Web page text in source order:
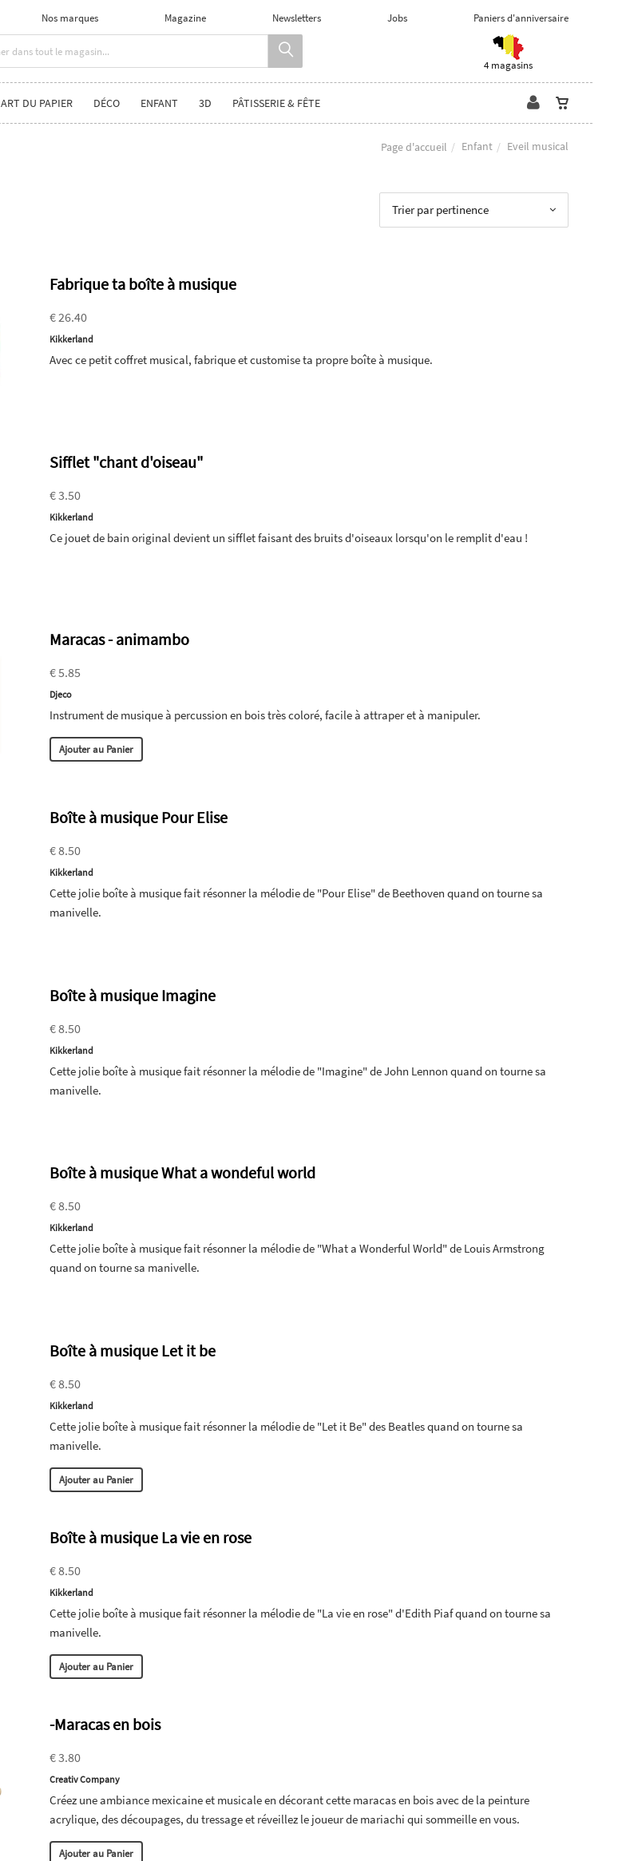
Nos marques Magazine Newsletters Jobs Paniers d'anniversaire
4 magasins
ART DU PAPIER DÉCO ENFANT 3D PÂTISSERIE & FÊTE
Page d'accueil Enfant Eveil musical
Trier par pertinence
Fabrique ta boîte à musique
€ 26.40
Kikkerland
Avec ce petit coffret musical, fabrique et customise ta propre boîte à musique.
Sifflet "chant d'oiseau"
€ 3.50
Kikkerland
Ce jouet de bain original devient un sifflet faisant des bruits d'oiseaux lorsqu'on le remplit d'eau !
Maracas - animambo
€ 5.85
Djeco
Instrument de musique à percussion en bois très coloré, facile à attraper et à manipuler.
Ajouter au Panier
Boîte à musique Pour Elise
€ 8.50
Kikkerland
Cette jolie boîte à musique fait résonner la mélodie de "Pour Elise" de Beethoven quand on tourne sa
manivelle.
Boîte à musique Imagine
€ 8.50
Kikkerland
Cette jolie boîte à musique fait résonner la mélodie de "Imagine" de John Lennon quand on tourne sa
manivelle.
Boîte à musique What a wondeful world
€ 8.50
Kikkerland
Cette jolie boîte à musique fait résonner la mélodie de "What a Wonderful World" de Louis Armstrong
quand on tourne sa manivelle.
Boîte à musique Let it be
€ 8.50
Kikkerland
Cette jolie boîte à musique fait résonner la mélodie de "Let it Be" des Beatles quand on tourne sa
manivelle.
Ajouter au Panier
Boîte à musique La vie en rose
€ 8.50
Kikkerland
Cette jolie boîte à musique fait résonner la mélodie de "La vie en rose" d'Edith Piaf quand on tourne sa
manivelle.
Ajouter au Panier
-Maracas en bois
€ 3.80
Creativ Company
Créez une ambiance mexicaine et musicale en décorant cette maracas en bois avec de la peinture
acrylique, des découpages, du tressage et réveillez le joueur de mariachi qui sommeille en vous.
Ajouter au Panier